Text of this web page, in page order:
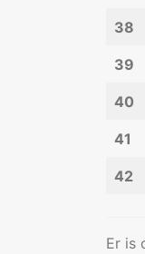
38
39
40
41
42
Er is